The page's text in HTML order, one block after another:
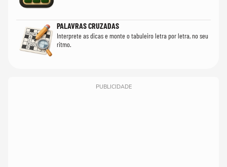
PALAVRAS CRUZADAS
Interprete as dicas e monte o tabuleiro letra por letra, no seu
ritmo.
PUBLICIDADE